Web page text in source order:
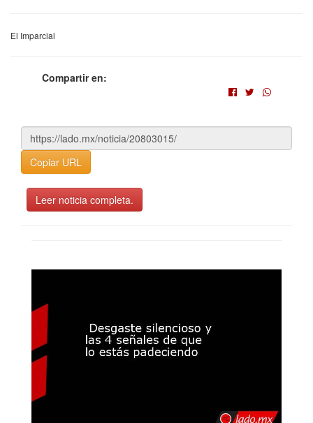
El Imparcial
Compartir en:
Copiar URL
Leer noticia completa.